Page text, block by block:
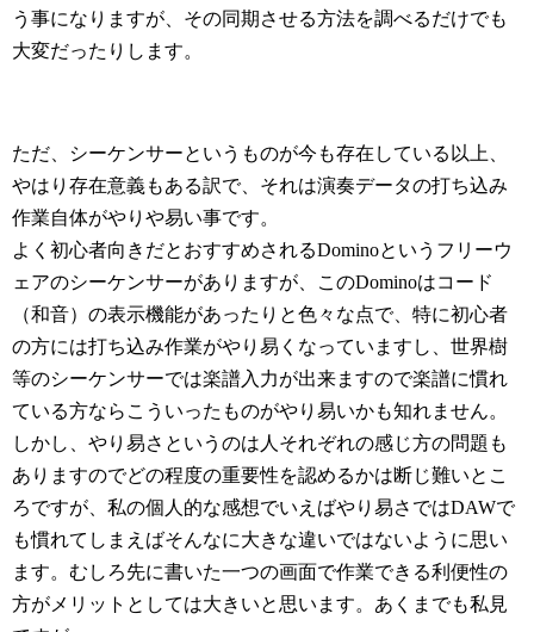
う事になりますが、その同期させる方法を調べるだけでも
大変だったりします。
ただ、シーケンサーというものが今も存在している以上、
やはり存在意義もある訳で、それは演奏データの打ち込み
作業自体がやりや易い事です。
よく初心者向きだとおすすめされるDominoというフリーウ
ェアのシーケンサーがありますが、このDominoはコード
（和音）の表示機能があったりと色々な点で、特に初心者
の方には打ち込み作業がやり易くなっていますし、世界樹
等のシーケンサーでは楽譜入力が出来ますので楽譜に慣れ
ている方ならこういったものがやり易いかも知れません。
しかし、やり易さというのは人それぞれの感じ方の問題も
ありますのでどの程度の重要性を認めるかは断じ難いとこ
ろですが、私の個人的な感想でいえばやり易さではDAWで
も慣れてしまえばそんなに大きな違いではないように思い
ます。むしろ先に書いた一つの画面で作業できる利便性の
方がメリットとしては大きいと思います。あくまでも私見